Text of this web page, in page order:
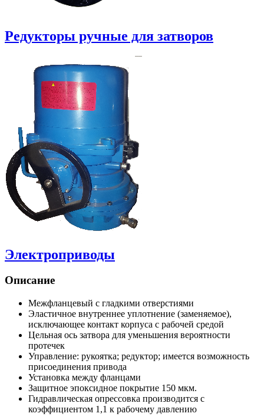
Редукторы ручные для затворов
Электроприводы
Описание
Межфланцевый с гладкими отверстиями
Эластичное внутреннее уплотнение (заменяемое),
исключающее контакт корпуса с рабочей средой
Цельная ось затвора для уменьшения вероятности
протечек
Управление: рукоятка; редуктор; имеется возможность
присоединения привода
Установка между фланцами
Защитное эпоксидное покрытие 150 мкм.
Гидравлическая опрессовка производится с
коэффициентом 1,1 к рабочему давлению